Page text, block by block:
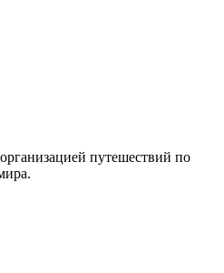
путешествий по